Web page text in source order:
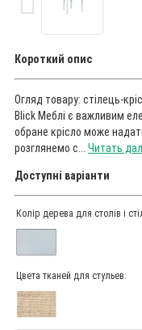
Короткий опис
Огляд товару: стілець-
Blick Меблі є важливим
обране крісло може
розглянемо с... Читать
Доступні варіанти
Колір дерева для столів і
Цвета тканей для стульев: